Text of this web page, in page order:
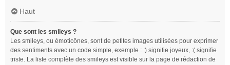
Haut
Que sont les smileys ?
Les smileys, ou émoticônes, sont de petites images utilisées pour exprimer
des sentiments avec un code simple, exemple : :) signifie joyeux, :( signifie
triste. La liste complète des smileys est visible sur la page de rédaction de